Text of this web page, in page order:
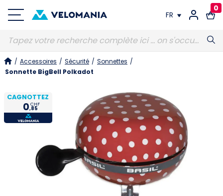
FR
FR
0
/ Accessoires / Sécurité / Sonnettes /
Sonnette BigBell Polkadot
CAGNOTTEZ
0,85
CHF